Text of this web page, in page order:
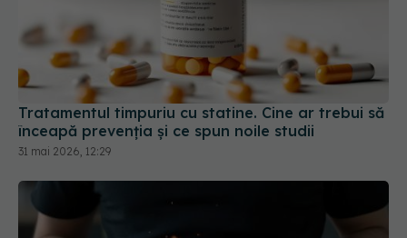
Tratamentul timpuriu cu statine. Cine ar trebui să
înceapă prevenția și ce spun noile studii
31 mai 2026, 12:29